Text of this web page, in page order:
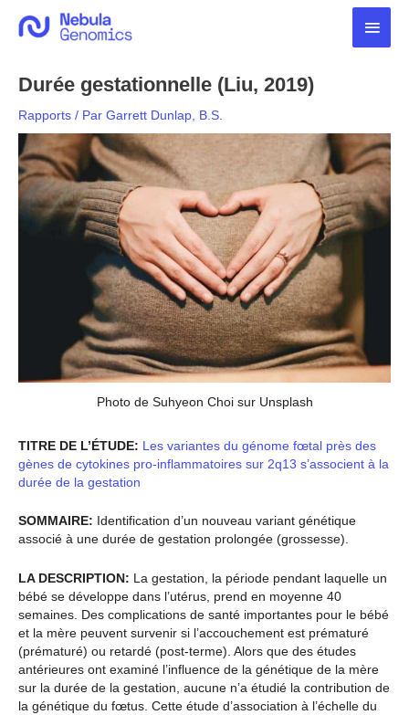
Durée gestationnelle (Liu, 2019)
Rapports / Par Garrett Dunlap, B.S.
Photo de Suhyeon Choi sur Unsplash
TITRE DE L’ÉTUDE: Les variantes du génome fœtal près des
gènes de cytokines pro-inflammatoires sur 2q13 s’associent à la
durée de la gestation
SOMMAIRE: Identification d’un nouveau variant génétique
associé à une durée de gestation prolongée (grossesse).
LA DESCRIPTION: La gestation, la période pendant laquelle un
bébé se développe dans l’utérus, prend en moyenne 40
semaines. Des complications de santé importantes pour le bébé
et la mère peuvent survenir si l’accouchement est prématuré
(prématuré) ou retardé (post-terme). Alors que des études
antérieures ont examiné l’influence de la génétique de la mère
sur la durée de la gestation, aucune n’a étudié la contribution de
la génétique du fœtus. Cette étude d’association à l’échelle du